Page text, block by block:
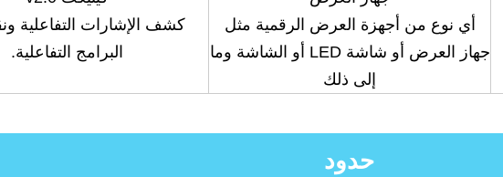
أي نوع من أجهزة العرض الرقمية مثل
جهاز العرض أو شاشة LED أو الشاشة وما
إلى ذلك
كشف الإشارات التفاعلية
البرامج التفاعلية.
حدود